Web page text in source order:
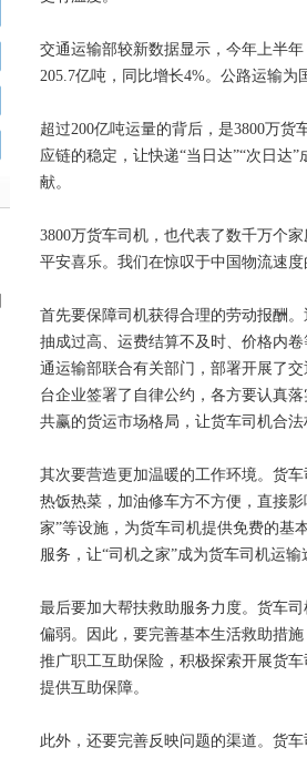
交通运输部较新数据显示，今年上半
205.7亿吨，同比增长4%。公路运输为
超过200亿吨运量的背后，是3800万
应链的稳定，让快递“当日达”“次日达
献。
3800万货车司机，也代表了数千万个
平安喜乐。我们在惊叹于中国物流速
首先要保障司机获得合理的劳动报酬
抽成过高、运费结算不及时、价格内
通运输部联合有关部门，部署开展了
台企业签署了自律公约，各方要认真
共赢的货运市场格局，让货车司机合法
其次要营造更加温暖的工作环境。货
热饭热菜，加油修车方不方便，直接
家”等设施，为货车司机提供免费的基
服务，让“司机之家”成为货车司机运输
最后要加大帮扶救助服务力度。货车
偏弱。因此，要完善基本生活救助措
推广职工互助保险，积极探索开展货
提供互助保障。
此外，还要完善反映问题的渠道。货